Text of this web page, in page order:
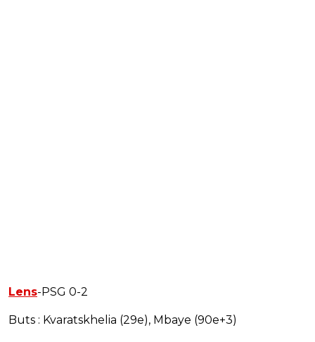
Lens-PSG 0-2
Buts : Kvaratskhelia (29e), Mbaye (90e+3)